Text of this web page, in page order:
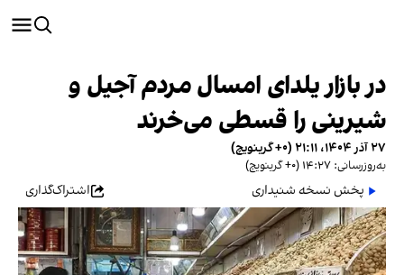
در بازار یلدای امسال مردم آجیل و
شیرینی را قسطی می‌خرند
۲۷ آذر ۱۴۰۴، ۲۱:۱۱ (‎+۰ گرینویچ)
به‌روزرسانی: ۱۴:۲۷ (‎+۰ گرینویچ)
پخش نسخه شنیداری اشتراک‌گذاری